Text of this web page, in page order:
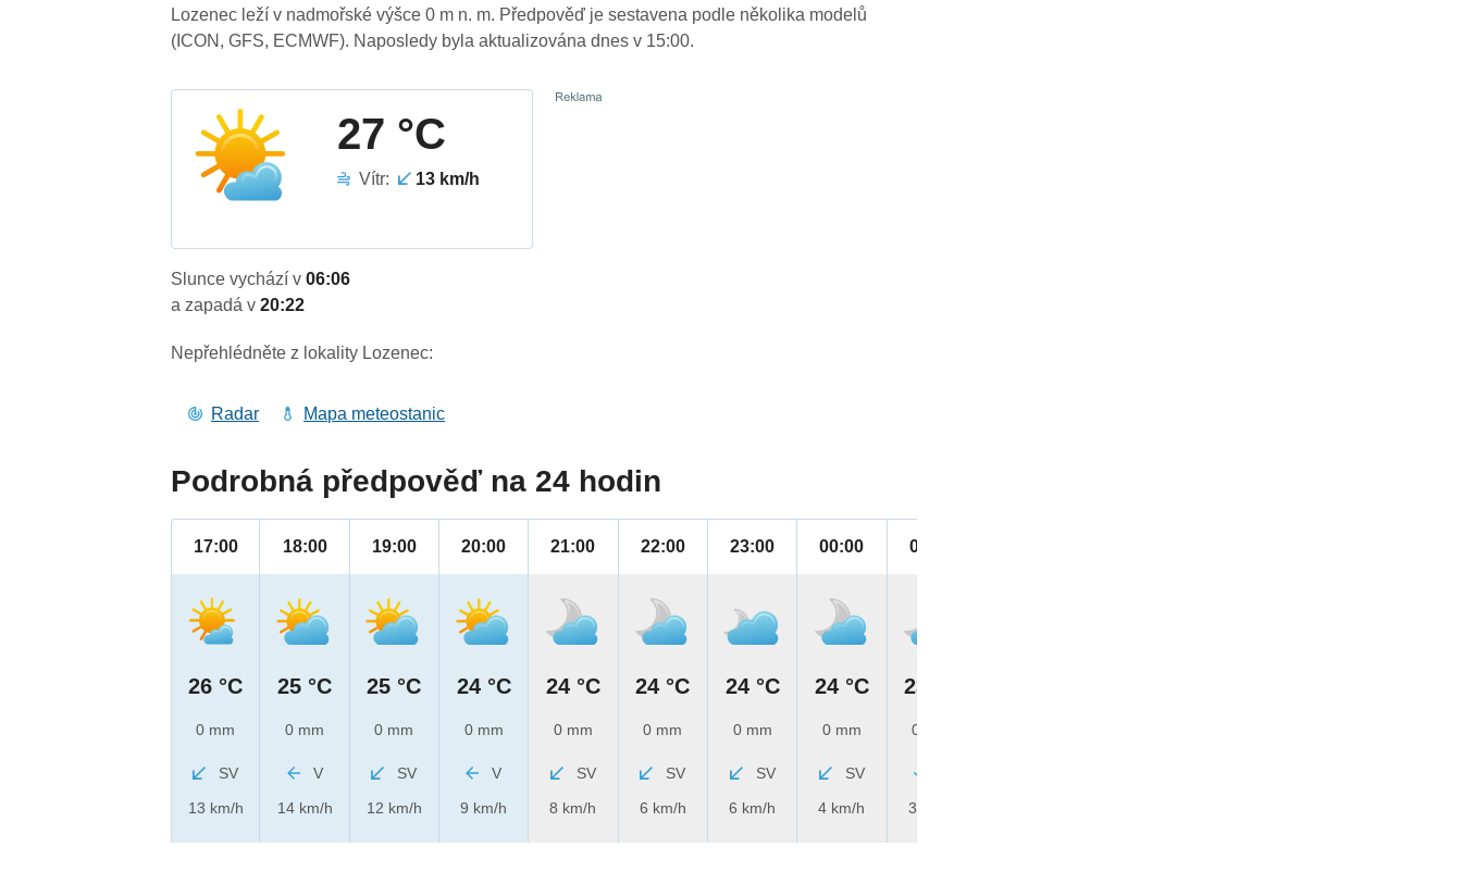
Lozenec leží v nadmořské výšce 0 m n. m. Předpověď je sestavena podle několika modelů
(ICON, GFS, ECMWF). Naposledy byla aktualizována dnes v 15:00.
27 °C
Vítr: 13 km/h
Slunce vychází v06:06
a zapadá v20:22
Nepřehlédněte z lokality Lozenec:
Radar Mapa meteostanic
Podrobná předpověď na 24 hodin
17:00
26 °C
0 mm
SV
13 km/h
18:00
25 °C
0 mm
V
14 km/h
19:00
25 °C
0 mm
SV
12 km/h
20:00
24 °C
0 mm
V
9 km/h
21:00
24 °C
0 mm
SV
8 km/h
22:00
24 °C
0 mm
SV
6 km/h
23:00
24 °C
0 mm
SV
6 km/h
00:00
24 °C
0 mm
SV
4 km/h
01:00
23 °C
0 mm
3 km/h